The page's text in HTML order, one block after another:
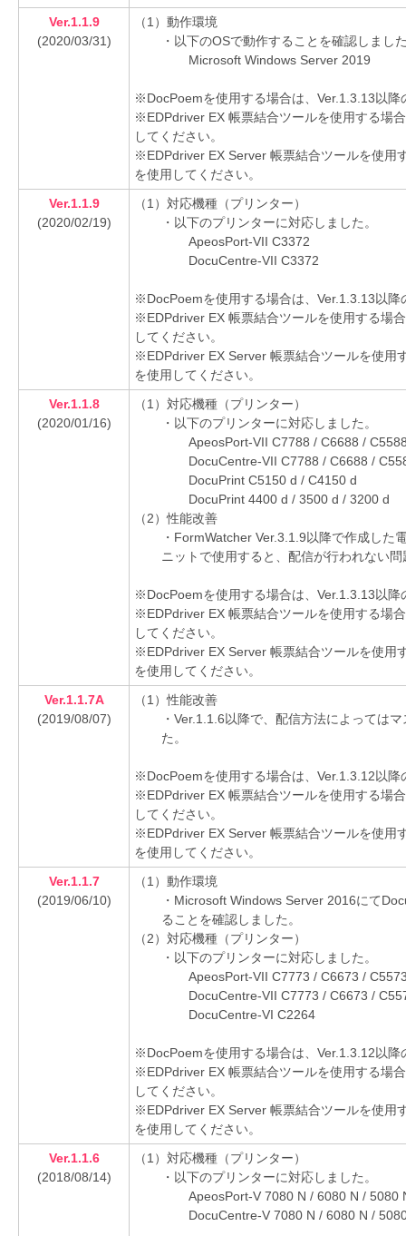
Ver.1.1.9
(2020/03/31)
（1）動作環境
・以下のOSで動作することを確認しまし
Microsoft Windows Server 2019
※DocPoemを使用する場合は、Ver.1.3.13以
※EDPdriver EX 帳票結合ツールを使用する場
してください。
※EDPdriver EX Server 帳票結合ツールを使用
を使用してください。
Ver.1.1.9
(2020/02/19)
（1）対応機種（プリンター）
・以下のプリンターに対応しました。
ApeosPort-VII C3372
DocuCentre-VII C3372
※DocPoemを使用する場合は、Ver.1.3.13以
※EDPdriver EX 帳票結合ツールを使用する場
してください。
※EDPdriver EX Server 帳票結合ツールを使用
を使用してください。
Ver.1.1.8
(2020/01/16)
（1）対応機種（プリンター）
・以下のプリンターに対応しました。
ApeosPort-VII C7788 / C6688 /
DocuCentre-VII C7788 / C6688 /
DocuPrint C5150 d / C4150 d
DocuPrint 4400 d / 3500 d / 3200 d
（2）性能改善
・FormWatcher Ver.3.1.9以降で作成した
ニットで使用すると、配信が行われない
※DocPoemを使用する場合は、Ver.1.3.13以
※EDPdriver EX 帳票結合ツールを使用する場
してください。
※EDPdriver EX Server 帳票結合ツールを使用
を使用してください。
Ver.1.1.7A
(2019/08/07)
（1）性能改善
・Ver.1.1.6以降で、配信方法によっては
た。
※DocPoemを使用する場合は、Ver.1.3.12以
※EDPdriver EX 帳票結合ツールを使用する場
してください。
※EDPdriver EX Server 帳票結合ツールを使用
を使用してください。
Ver.1.1.7
(2019/06/10)
（1）動作環境
・Microsoft Windows Server 2016にて
ることを確認しました。
（2）対応機種（プリンター）
・以下のプリンターに対応しました。
ApeosPort-VII C7773 / C6673 /
DocuCentre-VII C7773 / C6673 /
DocuCentre-VI C2264
※DocPoemを使用する場合は、Ver.1.3.12以
※EDPdriver EX 帳票結合ツールを使用する場
してください。
※EDPdriver EX Server 帳票結合ツールを使用
を使用してください。
Ver.1.1.6
(2018/08/14)
（1）対応機種（プリンター）
・以下のプリンターに対応しました。
ApeosPort-V 7080 N / 6080 N / 5080
DocuCentre-V 7080 N / 6080 N /